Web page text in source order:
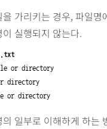
가리키는 경우, 파일
실행되지 않는다.
or directory
directory
or directory
일부로 이해하게 하는